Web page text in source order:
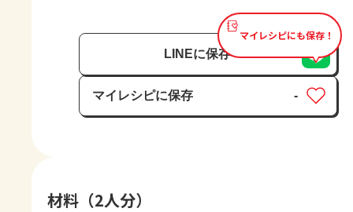
マイレシピにも保存！
LINEに保存
マイレシピに保存
保存済み
-
材料（2人分）